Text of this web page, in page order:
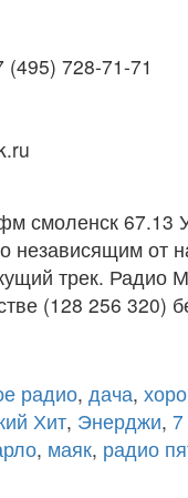
728-71-71
смоленск 67.13
независящим от
трек.
(128 256 320)
радио, дача,
Хит, Энерджи,
, маяк, радио